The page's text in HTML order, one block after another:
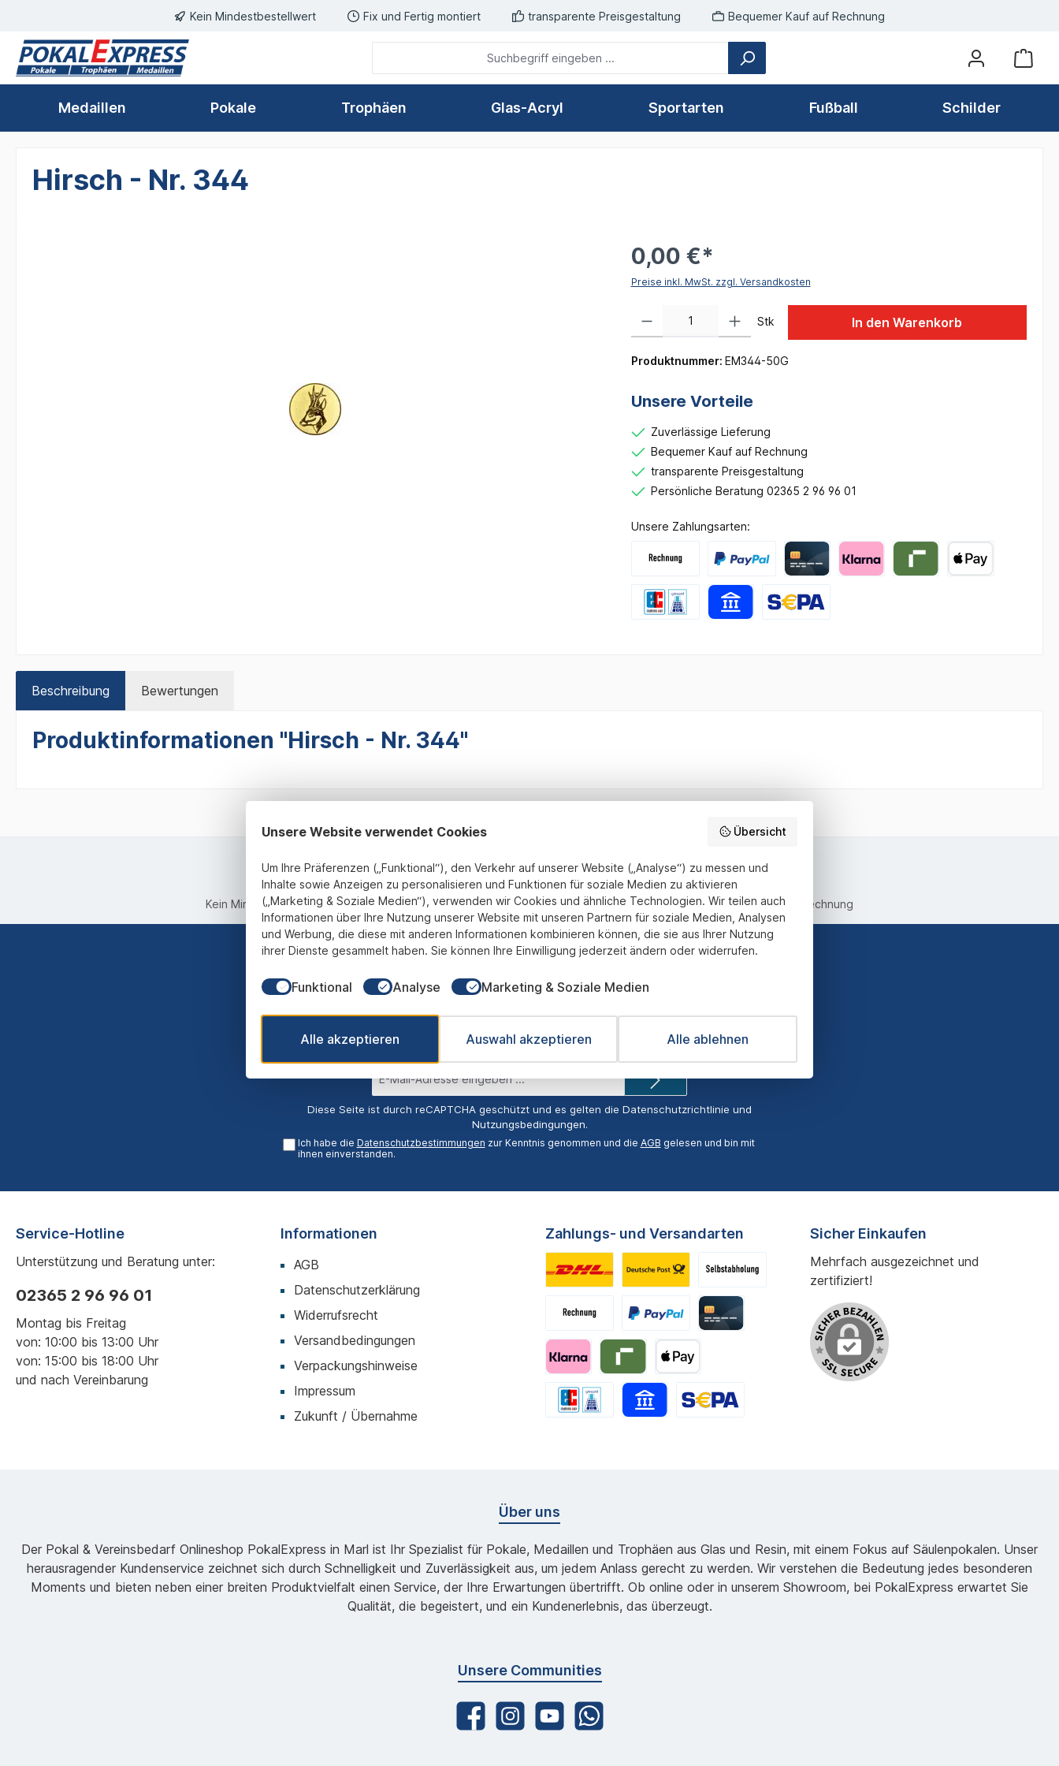
Zur Hauptnavigation springenKein Mindestbestellwert Fix und Fertig montiert transparente Preisgestaltung Bequemer Kauf auf Rechnung
Medaillen Pokale Trophäen Glas-Acryl Sportarten Fußball Schilder
Hirsch - Nr. 344
0,00 €*
Preise inkl. MwSt. zzgl. Versandkosten
Stk In den Warenkorb
Produktnummer: EM344-50G
Unsere Vorteile
Zuverlässige Lieferung
Bequemer Kauf auf Rechnung
transparente Preisgestaltung
Persönliche Beratung 02365 2 96 96 01
Unsere Zahlungsarten:
Beschreibung Bewertungen
Produktinformationen "Hirsch - Nr. 344"
Kein Mindestbestellwert Fix und Fertig montiert transparente Preisgestaltung Bequemer Kauf auf Rechnung
werden stets unter den Ersten sein, über neue Produkte und Angebote informiert
werden.
Mail-
Adresse*
Diese Seite ist durch reCAPTCHA geschützt und es gelten die Datenschutzrichtlinie und
Nutzungsbedingungen.
Ich habe die Datenschutzbestimmungen zur Kenntnis genommen und die AGB gelesen und bin mit
ihnen einverstanden.
Service-Hotline
Unterstützung und Beratung unter:
02365 2 96 96 01
Montag bis Freitag
von: 10:00 bis 13:00 Uhr
von: 15:00 bis 18:00 Uhr
und nach Vereinbarung
Informationen
AGB
Datenschutzerklärung
Widerrufsrecht
Versandbedingungen
Verpackungshinweise
Impressum
Zukunft / Übernahme
Zahlungs- und Versandarten Sicher Einkaufen
Mehrfach ausgezeichnet und
zertifiziert!
Über uns
Der Pokal & Vereinsbedarf Onlineshop PokalExpress in Marl ist Ihr Spezialist für Pokale, Medaillen und Trophäen aus Glas und Resin, mit einem Fokus auf Säulenpokalen. Unser
herausragender Kundenservice zeichnet sich durch Schnelligkeit und Zuverlässigkeit aus, um jedem Anlass gerecht zu werden. Wir verstehen die Bedeutung jedes besonderen
Moments und bieten neben einer breiten Produktvielfalt einen Service, der Ihre Erwartungen übertrifft. Ob online oder in unserem Showroom, bei PokalExpress erwartet Sie
Qualität, die begeistert, und ein Kundenerlebnis, das überzeugt.
Unsere Communities
Unsere Website verwendet Cookies Übersicht
Um Ihre Präferenzen („Funktional“), den Verkehr auf unserer Website („Analyse“) zu messen und
Inhalte sowie Anzeigen zu personalisieren und Funktionen für soziale Medien zu aktivieren
(„Marketing & Soziale Medien“), verwenden wir Cookies und ähnliche Technologien. Wir teilen auch
Informationen über Ihre Nutzung unserer Website mit unseren Partnern für soziale Medien, Analysen
und Werbung, die diese mit anderen Informationen kombinieren können, die sie aus Ihrer Nutzung
ihrer Dienste gesammelt haben. Sie können Ihre Einwilligung jederzeit ändern oder widerrufen.
Funktional Analyse Marketing & Soziale Medien
Alle ablehnen
Auswahl akzeptieren
Alle akzeptieren